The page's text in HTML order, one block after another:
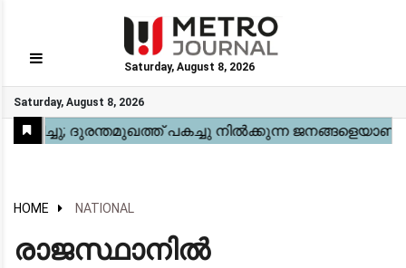
Saturday, August 8, 2026
Saturday, August 8, 2026
GO
Home
Kerala
National
Gulf
World
Sports
Movies
Health
Automobile
Travel
Education
Novel
Business
Technology
Webstory
HOME NATIONAL
രാജസ്ഥാനിൽ